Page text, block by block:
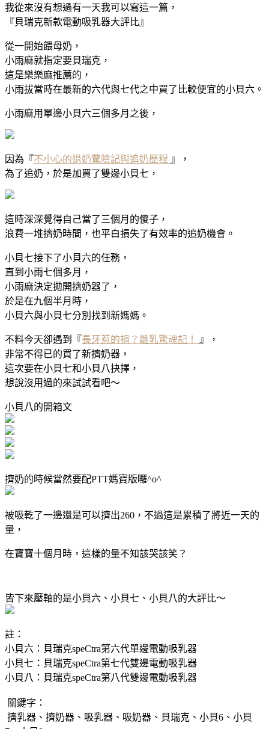
我從來沒有想過有一天我可以寫這一篇，
『貝瑞克新款電動吸乳器大評比』
從一開始餵母奶，
小雨麻就指定要貝瑞克，
這是樂樂麻推薦的，
小雨拔當時在最新的六代與七代之中買了比較便宜的小貝六。
小雨麻用單邊小貝六三個多月之後，
因為『不小心的退奶驚險記與追奶歷程 』，
為了追奶，於是加買了雙邊小貝七，
這時深深覺得自己當了三個月的傻子，
浪費一堆擠奶時間，也平白損失了有效率的追奶機會。
小貝七接下了小貝六的任務，
直到小雨七個多月，
小雨麻決定拋開擠奶器了，
於是在九個半月時，
小貝六與小貝七分別找到新媽媽。
不料今天卻遇到『長牙惹的禍？離乳驚魂記！
』，
非常不得已的買了新擠奶器，
這次要在小貝七和小貝八抉擇，
想說沒用過的來試試看吧～
小貝八的開箱文
擠奶的時候當然要配PTT媽寶版囉^o^
被吸乾了一邊還是可以擠出260，不過這是累積了將近一天的
量，
在寶寶十個月時，這樣的量不知該哭該笑？
皆下來壓軸的是小貝六、小貝七、小貝八的大評比～
註：
小貝六：貝瑞克speCtra第六代單邊電動吸乳器
小貝七：貝瑞克speCtra第七代雙邊電動吸乳器
小貝八：貝瑞克speCtra第八代雙邊電動吸乳器
關鍵字：
擠乳器、擠奶器、吸乳器、吸奶器、貝瑞克、小貝6、小貝